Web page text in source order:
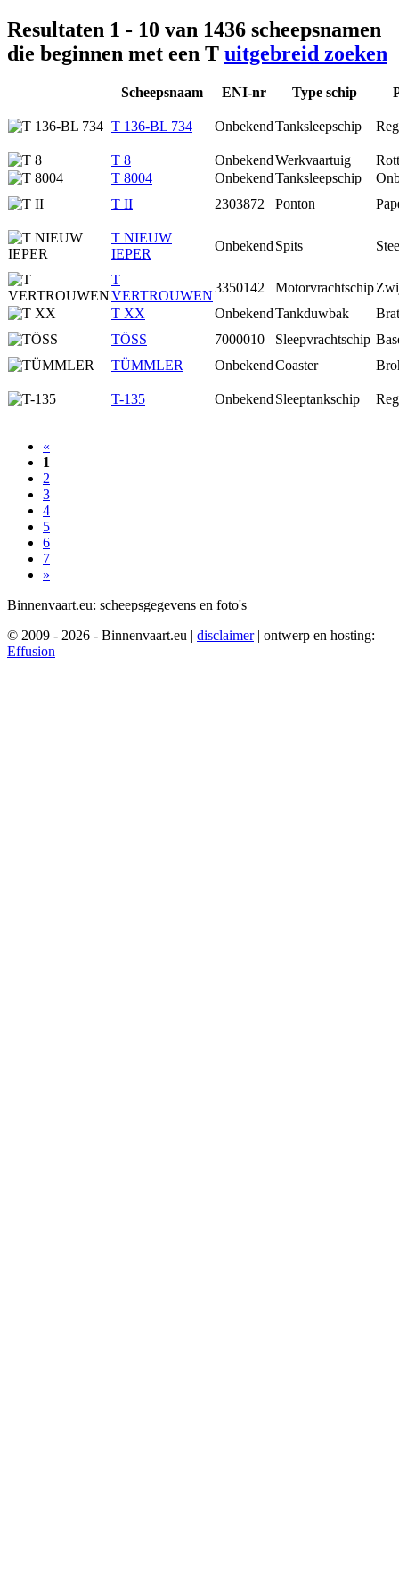
Resultaten 1 - 10 van 1436 scheepsnamen
die beginnen met een T uitgebreid zoeken
Scheepsnaam ENI-nr Type schip
T 136-BL 734 OnbekendTanksleepschip
T 8 OnbekendWerkvaartuig
T 8004
OnbekendTanksleepschip
T II
2303872 Ponton
T NIEUW
IEPER
Onbekend Spits
T
VERTROUWEN
3350142 Motorvrachtschip
T XX
OnbekendTankduwbak
TÖSS
7000010 Sleepvrachtschip
TÜMMLER
OnbekendCoaster
T-135 Onbekend Sleeptankschip
«
1
2
3
4
5
6
7
»
Binnenvaart.eu: scheepsgegevens en foto's
© 2009 - 2026 - Binnenvaart.eu | disclaimer | ontwerp en hosting:
Effusion